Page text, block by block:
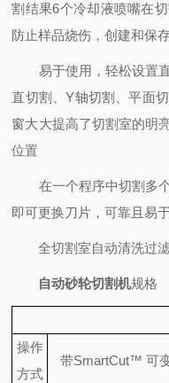
割结果6个冷却液喷嘴在
防止样品烧伤，创建和保
易于使用，轻松设置直
直切割、Y轴切割、平面
窗大大提高了切割室的明
位置
在一个程序中切割多个
即可更换刀片，可靠且易
全切割室自动清洗过滤
自动砂轮切割机规格
操作
方式
带SmartCut™ 可